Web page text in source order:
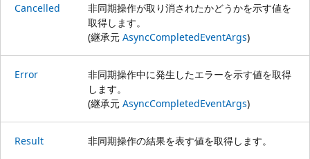
Cancelled
非同期操作が取り消されたかどうかを示す値を
取得します。
(継承元 AsyncCompletedEventArgs)
Error
非同期操作中に発生したエラーを示す値を取得
します。
(継承元 AsyncCompletedEventArgs)
Result 非同期操作の結果を表す値を取得します。